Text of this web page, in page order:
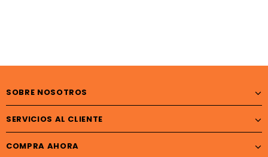
SOBRE NOSOTROS
SERVICIOS AL CLIENTE
COMPRA AHORA